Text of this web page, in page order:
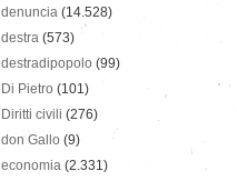
denuncia (14.528)
destra (573)
destradipopolo (99)
Di Pietro (101)
Diritti civili (276)
don Gallo (9)
economia (2.331)